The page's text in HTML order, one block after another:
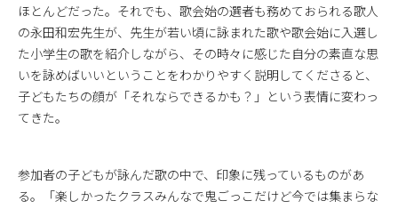
ほとんどだった。それでも、歌会始の選者も務めておられる歌人
の永田和宏先生が、先生が若い頃に詠まれた歌や歌会始に入選し
た小学生の歌を紹介しながら、その時々に感じた自分の素直な思
いを詠めばいいということをわかりやすく説明してくださると、
子どもたちの顔が「それならできるかも？」という表情に変わっ
てきた。
参加者の子どもが詠んだ歌の中で、印象に残っているものがあ
る。「楽しかったクラスみんなで鬼ごっこだけど今では集まらな